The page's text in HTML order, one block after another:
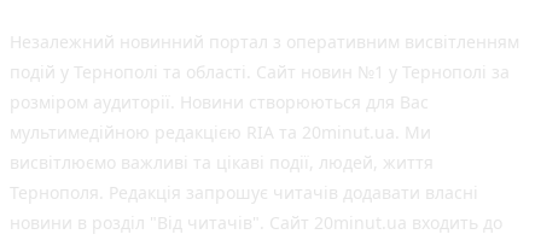
Незалежний новинний портал з оперативним висвітленням
подій у Тернополі та області. Сайт новин №1 у Тернополі за
розміром аудиторії. Новини створюються для Вас
мультимедійною редакцією RIA та 20minut.ua. Ми
висвітлюємо важливі та цікаві події, людей, життя
Тернополя. Редакція запрошує читачів додавати власні
новини в розділ "Від читачів". Сайт 20minut.ua входить до